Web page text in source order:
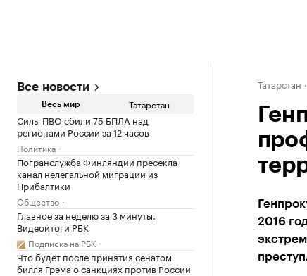
Все новости
Весь мир Татарстан
Силы ПВО сбили 75 БПЛА над
регионами России за 12 часов
Политика
Погранслужба Финляндии пресекла
канал нелегальной миграции из
Прибалтики
Общество
Главное за неделю за 3 минуты.
Видеоитоги РБК
Подписка на РБК
Что будет после принятия сенатом
билля Грэма о санкциях против России
Татарстан
2016